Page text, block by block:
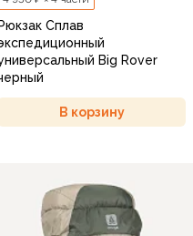
Рюкзак Сплав
Big Rover
В корзину